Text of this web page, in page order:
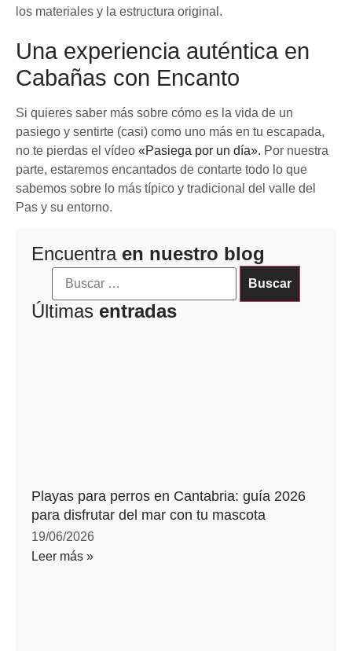
los materiales y la estructura original.
Una experiencia auténtica en
Cabañas con Encanto
Si quieres saber más sobre cómo es la vida de un
pasiego y sentirte (casi) como uno más en tu escapada,
no te pierdas el vídeo «Pasiega por un día». Por nuestra
parte, estaremos encantados de contarte todo lo que
sabemos sobre lo más típico y tradicional del valle del
Pas y su entorno.
Encuentra en nuestro blog
Últimas entradas
Playas para perros en Cantabria: guía 2026
para disfrutar del mar con tu mascota
19/06/2026
Leer más »